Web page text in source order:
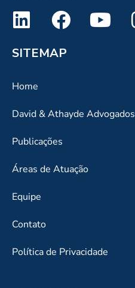
SITEMAP
Home
David & Athayde Advogados
Publicações
Áreas de Atuação
Equipe
Contato
Política de Privacidade